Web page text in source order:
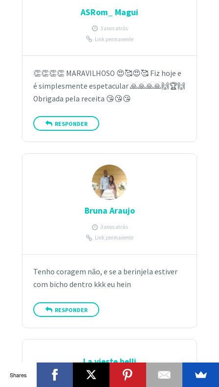
ASRom_ Magui
3 anos atrás
Link permanente
👏👏👏👏 MARAVILHOSO 😍🥰😍🥰 Fiz hoje e
é simplesmente espetacular 🙏🙏🙏🙏🙌🏆🙌
Obrigada pela receita 😘😘😘
RESPONDER
Bruna Araujo
3 anos atrás
Link permanente
Tenho coragem não, e se a berinjela estiver
com bicho dentro kkk eu hein
RESPONDER
La vieste belli
3 anos atrás
Shares